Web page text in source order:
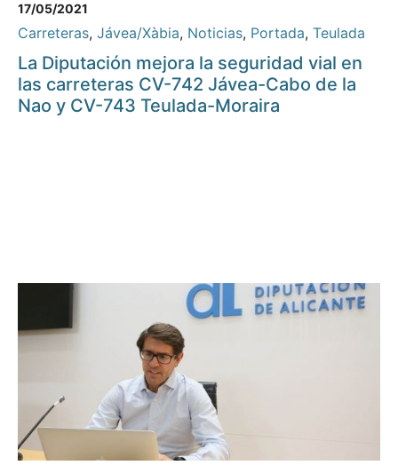
17/05/2021
Carreteras, Jávea/Xàbia, Noticias, Portada, Teulada
La Diputación mejora la seguridad vial en
las carreteras CV-742 Jávea-Cabo de la
Nao y CV-743 Teulada-Moraira